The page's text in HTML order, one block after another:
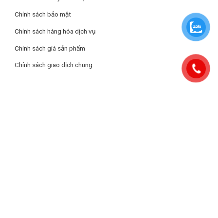
thùng
11 Kg
yên tâm sử dụng.
Chính sách bảo mật
Chính sách hàng hóa dịch vụ
Chính sách giá sản phẩm
Chính sách giao dịch chung